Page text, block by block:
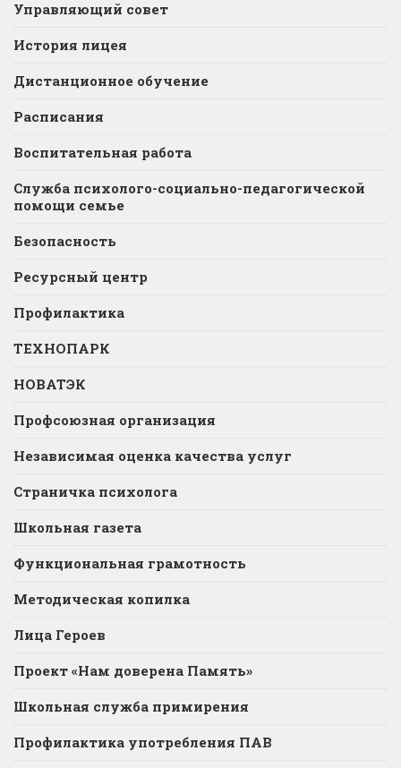
Управляющий совет
История лицея
Дистанционное обучение
Расписания
Воспитательная работа
Служба психолого-социально-педагогической
помощи семье
Безопасность
Ресурсный центр
Профилактика
ТЕХНОПАРК
НОВАТЭК
Профсоюзная организация
Независимая оценка качества услуг
Страничка психолога
Школьная газета
Функциональная грамотность
Методическая копилка
Лица Героев
Проект «Нам доверена Память»
Школьная служба примирения
Профилактика употребления ПАВ